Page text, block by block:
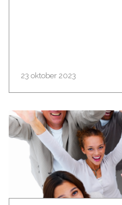
23 oktober 2023